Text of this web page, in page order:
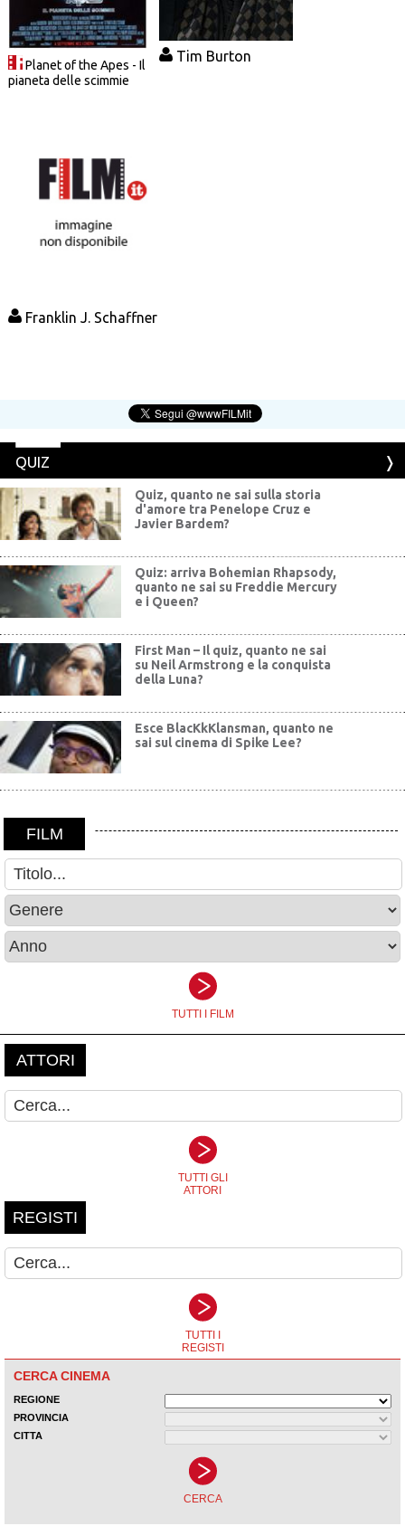
Planet of the Apes - Il
pianeta delle scimmie
Tim Burton
Franklin J. Schaffner
QUIZ
Quiz, quanto ne sai sulla storia
d'amore tra Penelope Cruz e
Javier Bardem?
Quiz: arriva Bohemian Rhapsody,
quanto ne sai su Freddie Mercury
e i Queen?
First Man – Il quiz, quanto ne sai
su Neil Armstrong e la conquista
della Luna?
Esce BlacKkKlansman, quanto ne
sai sul cinema di Spike Lee?